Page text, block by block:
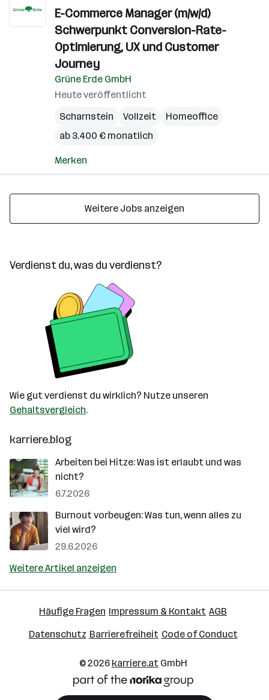
E-Commerce Manager (m/w/d)
Schwerpunkt Conversion-Rate-
Optimierung, UX und Customer
Journey
Grüne Erde GmbH
Heute veröffentlicht
Scharnstein
Vollzeit
Homeoffice
ab 3.400 € monatlich
Merken
Weitere Jobs anzeigen
Verdienst du, was du verdienst?
Wie gut verdienst du wirklich? Nutze unseren
Gehaltsvergleich.
karriere.blog
Arbeiten bei Hitze: Was ist erlaubt und was
nicht?
6.7.2026
Burnout vorbeugen: Was tun, wenn alles zu
viel wird?
29.6.2026
Weitere Artikel anzeigen
Häufige Fragen Impressum & Kontakt AGB
Datenschutz Barrierefreiheit Code of Conduct
© 2026 karriere.atGmbH